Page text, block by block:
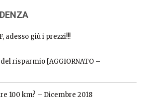
adesso giù i prezzi!!!
risparmio [AGGIORNATO –
100 km? – Dicembre 2018